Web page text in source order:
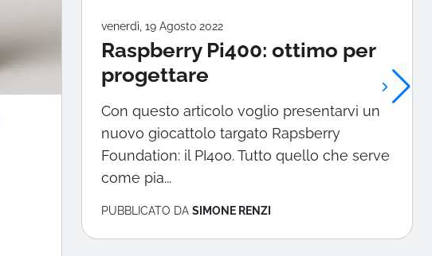
venerdì, 19 Agosto 2022
Raspberry Pi400: ottimo per
progettare
Con questo articolo voglio presentarvi un
nuovo giocattolo targato Rapsberry
Foundation: il PI400. Tutto quello che serve
come pia...
PUBBLICATO DA SIMONE RENZI